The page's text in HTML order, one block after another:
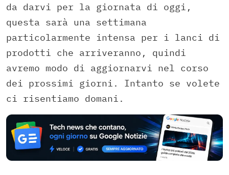
da darvi per la giornata di oggi,
questa sarà una settimana
particolarmente intensa per i lanci di
prodotti che arriveranno, quindi
avremo modo di aggiornarvi nel corso
dei prossimi giorni. Intanto se volete
ci risentiamo domani.